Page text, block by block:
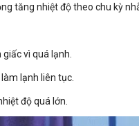
tăng nhiệt độ theo chu kỳ
vì quá lạnh.
lạnh liên tục.
độ quá lớn.